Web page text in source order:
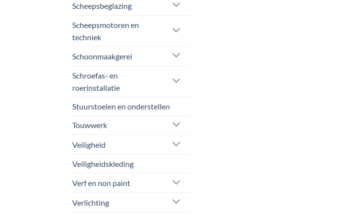
Scheepsbeglazing
Scheepsmotoren en
techniek
Schoonmaakgerei
Schroefas- en
roerinstallatie
Stuurstoelen en onderstellen
Touwwerk
Veiligheid
Veiligheidskleding
Verf en non paint
Verlichting